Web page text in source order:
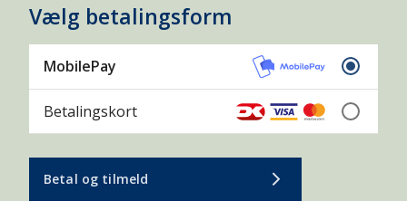
Vælg betalingsform
MobilePay
Betalingskort
Betal og tilmeld